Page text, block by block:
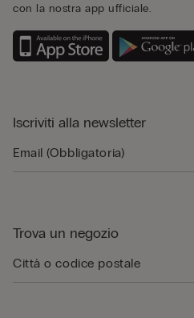
con la nostra app ufficiale.
Iscriviti alla newsletter
Trova un negozio